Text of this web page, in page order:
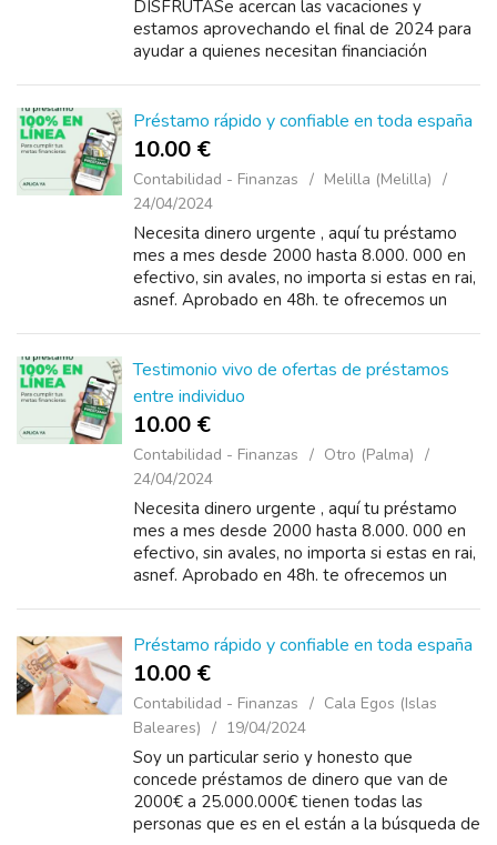
DISFRUTASe acercan las vacaciones y
estamos aprovechando el final de 2024 para
ayudar a quienes necesitan financiación
Préstamo rápido y confiable en toda españa
10.00 €
Contabilidad - Finanzas
Melilla (Melilla)
24/04/2024
Necesita dinero urgente , aquí tu préstamo
mes a mes desde 2000 hasta 8.000. 000 en
efectivo, sin avales, no importa si estas en rai,
asnef. Aprobado en 48h. te ofrecemos un
Testimonio vivo de ofertas de préstamos
entre individuo
10.00 €
Contabilidad - Finanzas
Otro (Palma)
24/04/2024
Necesita dinero urgente , aquí tu préstamo
mes a mes desde 2000 hasta 8.000. 000 en
efectivo, sin avales, no importa si estas en rai,
asnef. Aprobado en 48h. te ofrecemos un
Préstamo rápido y confiable en toda españa
10.00 €
Contabilidad - Finanzas
Cala Egos (Islas
Baleares)
19/04/2024
Soy un particular serio y honesto que
concede préstamos de dinero que van de
2000€ a 25.000.000€ tienen todas las
personas que es en el están a la búsqueda de